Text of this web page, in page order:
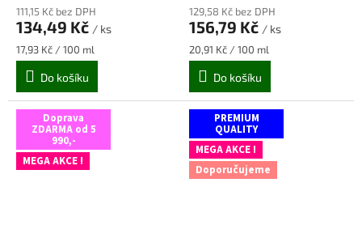
d
u
produktu
je
5,0
z
hvězdiček.
111,15 Kč bez DPH
134,49 Kč / ks
Měrná
cena:
17,93 Kč / 100 ml
Do košíku
produktu
je
5,0
z
hvězdiček.
129,58 Kč bez DPH
156,79 Kč / ks
Měrná
cena:
20,91 Kč / 100 ml
Do košíku
Doprava
ZDARMA od 5
990,-
MEGA AKCE !
PREMIUM
QUALITY
MEGA AKCE !
Doporučujeme